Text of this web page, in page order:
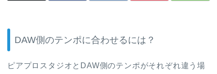
DAW側のテンポに合わせるには？
ピアプロスタジオとDAW側のテンポがそれぞれ違う場